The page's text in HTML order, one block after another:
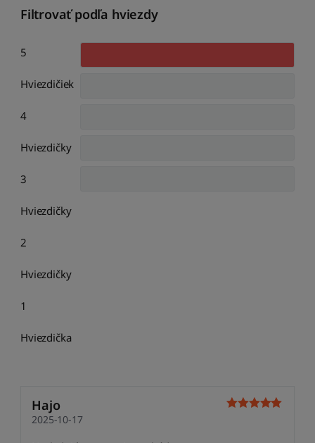
Filtrovať podľa hviezdy
5
Hviezdičiek
4
Hviezdičky
3
Hviezdičky
2
Hviezdičky
1
Hviezdička
Hajo
2025-10-17